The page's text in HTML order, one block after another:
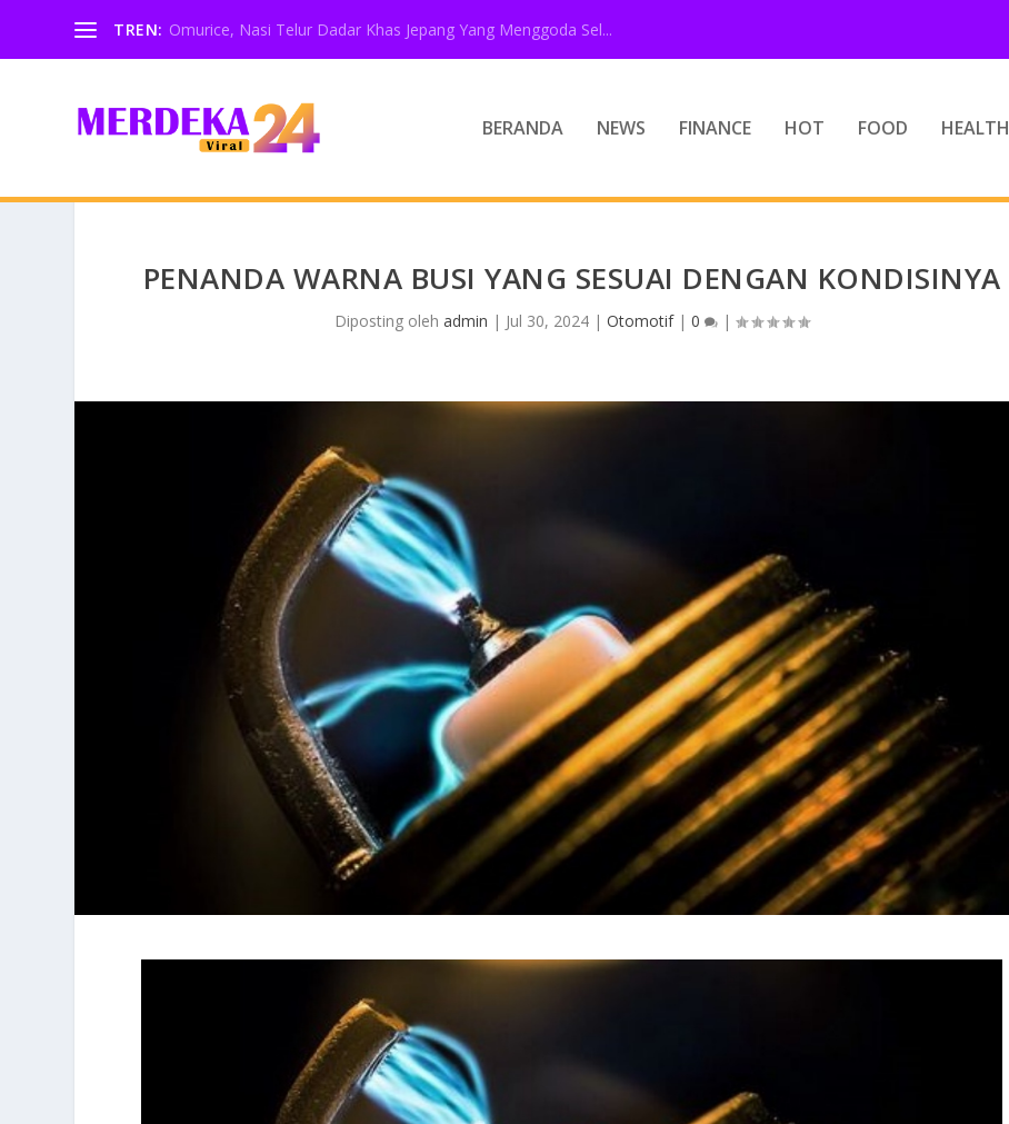
TREN: Omurice, Nasi Telur Dadar Khas Jepang Yang Menggoda Sel...
BERANDA NEWS FINANCE HOT FOOD HEALTH
PENANDA WARNA BUSI YANG SESUAI DENGAN KONDISINYA
Diposting olehadmin | Jul 30, 2024 |Otomotif|0 |